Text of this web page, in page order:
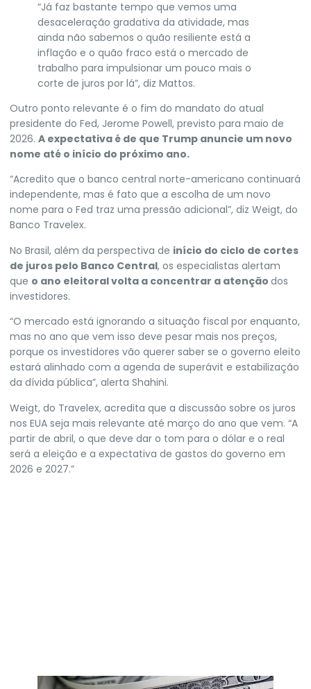
“Já faz bastante tempo que vemos uma
desaceleração gradativa da atividade, mas
ainda não sabemos o quão resiliente está a
inflação e o quão fraco está o mercado de
trabalho para impulsionar um pouco mais o
corte de juros por lá”, diz Mattos.
Outro ponto relevante é o fim do mandato do atual
presidente do Fed, Jerome Powell, previsto para maio de
2026. A expectativa é de que Trump anuncie um novo
nome até o início do próximo ano.
“Acredito que o banco central norte-americano continuará
independente, mas é fato que a escolha de um novo
nome para o Fed traz uma pressão adicional”, diz Weigt, do
Banco Travelex.
No Brasil, além da perspectiva de início do ciclo de cortes
de juros pelo Banco Central, os especialistas alertam
que o ano eleitoral volta a concentrar a atenção dos
investidores.
“O mercado está ignorando a situação fiscal por enquanto,
mas no ano que vem isso deve pesar mais nos preços,
porque os investidores vão querer saber se o governo eleito
estará alinhado com a agenda de superávit e estabilização
da dívida pública”, alerta Shahini.
Weigt, do Travelex, acredita que a discussão sobre os juros
nos EUA seja mais relevante até março do ano que vem. “A
partir de abril, o que deve dar o tom para o dólar e o real
será a eleição e a expectativa de gastos do governo em
2026 e 2027.”